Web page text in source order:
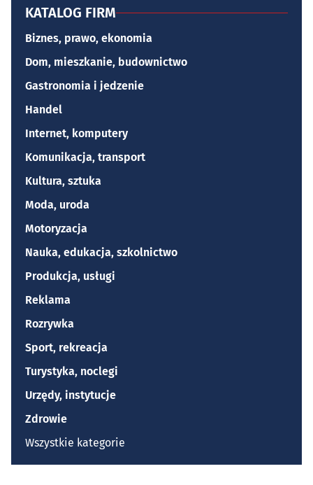
KATALOG FIRM
Biznes, prawo, ekonomia
Dom, mieszkanie, budownictwo
Gastronomia i jedzenie
Handel
Internet, komputery
Komunikacja, transport
Kultura, sztuka
Moda, uroda
Motoryzacja
Nauka, edukacja, szkolnictwo
Produkcja, usługi
Reklama
Rozrywka
Sport, rekreacja
Turystyka, noclegi
Urzędy, instytucje
Zdrowie
Wszystkie kategorie